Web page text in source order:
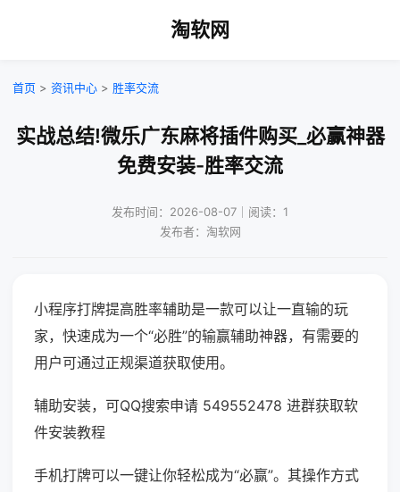
淘软网
首页 > 资讯中心 > 胜率交流
实战总结!微乐广东麻将插件购买_必赢神器
免费安装-胜率交流
发布时间：2026-08-07｜阅读：1
发布者：淘软网
小程序打牌提高胜率辅助是一款可以让一直输的玩
家，快速成为一个“必胜”的输赢辅助神器，有需要的
用户可通过正规渠道获取使用。
辅助安装，可QQ搜索申请 549552478 进群获取软
件安装教程
手机打牌可以一键让你轻松成为“必赢”。其操作方式